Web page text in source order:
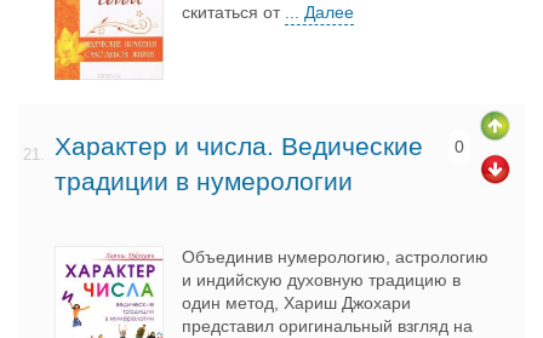
скитаться от
... Далее
21.
Характер и числа. Ведические
традиции в нумерологии
0
Объединив нумерологию, астрологию
и индийскую духовную традицию в
один метод, Хариш Джохари
представил оригинальный взгляд на